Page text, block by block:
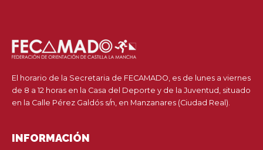
El horario de la Secretaria de FECAMADO, es de lunes a viernes
de 8 a 12 horas en la Casa del Deporte y de la Juventud, situado
en la Calle Pérez Galdós s/n, en Manzanares (Ciudad Real).
INFORMACIÓN